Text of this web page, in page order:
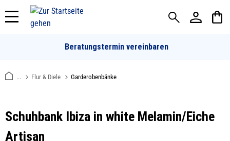
springen
Beratungstermin vereinbaren
... Flur & Diele Garderobenbänke
Schuhbank Ibiza in white Melamin/Eiche
Artisan